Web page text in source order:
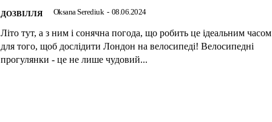
ДОЗВІЛЛЯ Oksana Serediuk - 08.06.2024
Літо тут, а з ним і сонячна погода, що робить це ідеальним часом
для того, щоб дослідити Лондон на велосипеді! Велосипедні
прогулянки - це не лише чудовий...